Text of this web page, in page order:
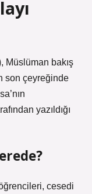
Müslüman bakış
son çeyreğinde
yazıldığı
cesedi